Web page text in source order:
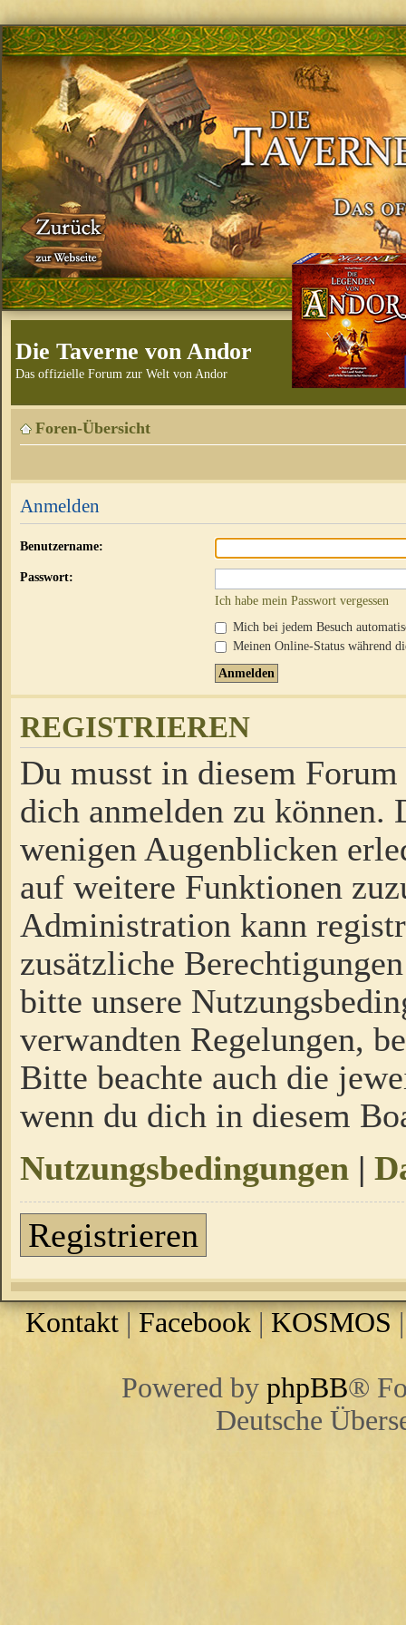
Die Taverne von Andor
Das offizielle Forum zur Welt von Andor
Foren-Übersicht
Anmelden
Benutzername:
Passwort:
Ich habe mein Passwort vergessen
Mich bei jedem Besuch
Meinen Online-Status während
REGISTRIEREN
Du musst in diesem
dich anmelden zu
wenigen Augenblicken
auf weitere Funktionen
Administration kann
zusätzliche
bitte unsere
verwandten Regelungen,
Bitte beachte auch die
wenn du dich in diesem
Nutzungsbedingungen |
Registrieren
Kontakt | Facebook |KOSMOS
Powered by phpBB®
Deutsche